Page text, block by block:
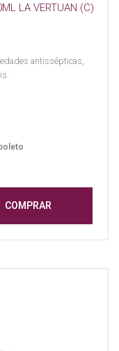
LA VERTUAN (C)
antissépticas,
COMPRAR